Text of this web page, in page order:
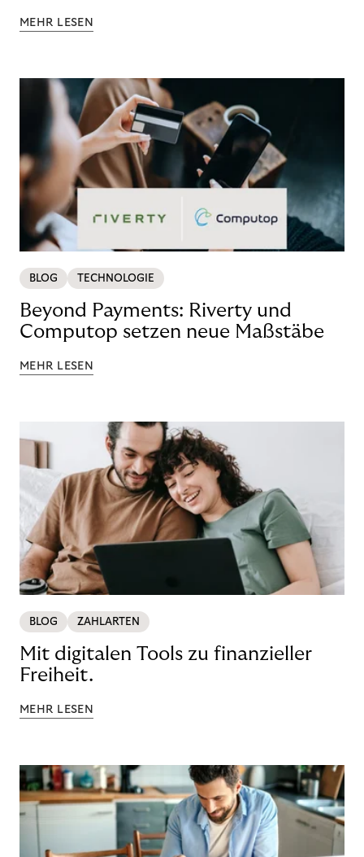
MEHR LESEN
BLOG TECHNOLOGIE
Beyond Payments: Riverty und
Computop setzen neue Maßstäbe
MEHR LESEN
BLOG ZAHLARTEN
Mit digitalen Tools zu finanzieller
Freiheit.
MEHR LESEN